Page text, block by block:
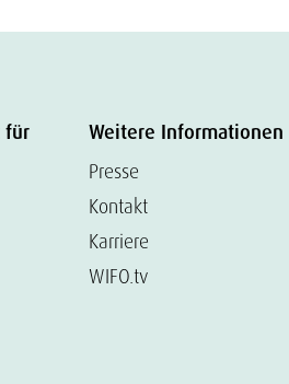
für
Weitere Informationen
Presse
Kontakt
Karriere
WIFO.tv